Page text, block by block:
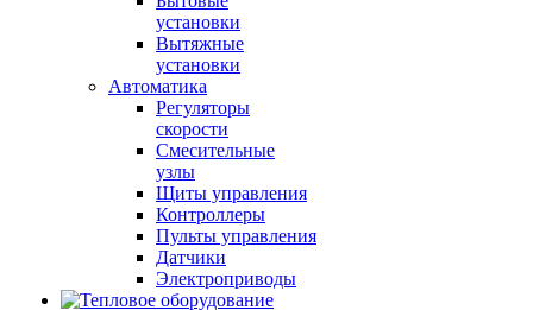
установки
Вытяжные
установки
Автоматика
Регуляторы
скорости
Смесительные
узлы
Щиты управления
Контроллеры
Пульты управления
Датчики
Электроприводы